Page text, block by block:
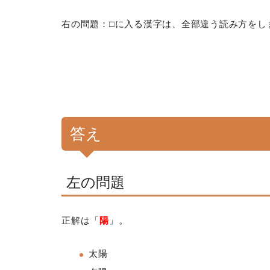
右の問題：□に入る漢字は、全部違う読み方をし
答え
左の問題
正解は「 陽 」。
太陽